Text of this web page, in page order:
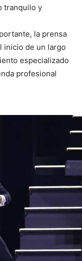
tranquilo y
la prensa
inicio de un largo
especializado
profesional